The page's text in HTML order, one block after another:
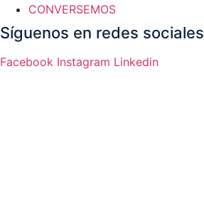
CONVERSEMOS
Síguenos en redes sociales
Facebook Instagram Linkedin